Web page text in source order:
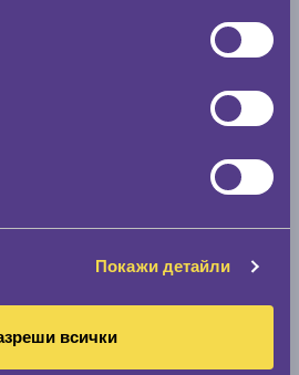
Покажи детайли
всички
По марка автомобил